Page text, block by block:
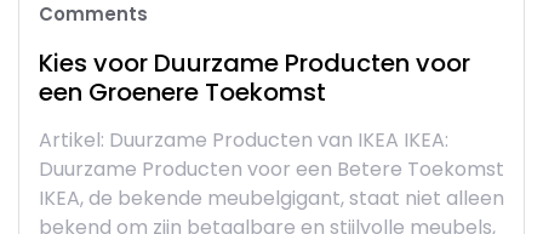
Comments
Kies voor Duurzame Producten voor
een Groenere Toekomst
Artikel: Duurzame Producten van IKEA IKEA:
Duurzame Producten voor een Betere Toekomst
IKEA, de bekende meubelgigant, staat niet alleen
bekend om zijn betaalbare en stijlvolle meubels,